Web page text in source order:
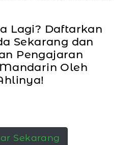
Lagi? Daftarkan
Sekarang dan
Pengajaran
Oleh
Sekarang